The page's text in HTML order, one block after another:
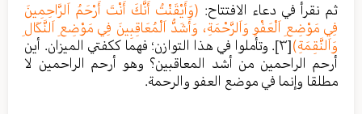
ثم نقرأ في دعاء الافتتاح: (وَأَيْقَنْتُ أَنَّكَ أَنْتَ أَرْحَمُ اَلرَّاحِمِينَ
فِي مَوْضِعِ اَلْعَفْوِ وَاَلرَّحْمَةِ، وَأَشَدُّ اَلْمُعَاقِبِينَ فِي مَوْضِعِ اَلنَّكَالِ
وَاَلنَّقِمَةِ)[٣]
. وتأملوا في هذا التوازن؛ فهما ككفتي الميزان. أين
أرحم الراحمين من أشد المعاقبين؟ وهو أرحم الراحمين لا
مطلقا وإنما في موضع العفو والرحمة.